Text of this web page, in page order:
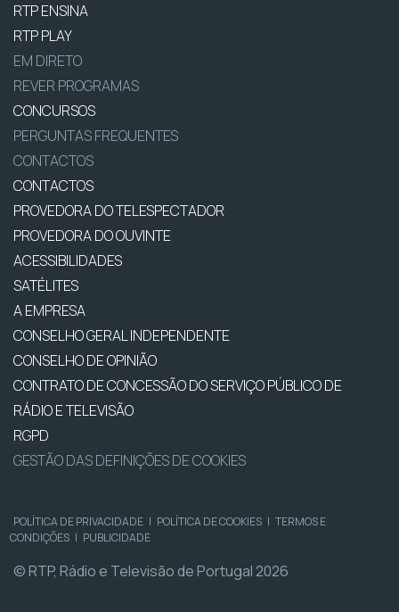
RTP ENSINA
RTP PLAY
EM DIRETO
REVER PROGRAMAS
CONCURSOS
PERGUNTAS FREQUENTES
CONTACTOS
CONTACTOS
PROVEDORA DO TELESPECTADOR
PROVEDORA DO OUVINTE
ACESSIBILIDADES
SATÉLITES
A EMPRESA
CONSELHO GERAL INDEPENDENTE
CONSELHO DE OPINIÃO
CONTRATO DE CONCESSÃO DO SERVIÇO PÚBLICO DE
RÁDIO E TELEVISÃO
RGPD
GESTÃO DAS DEFINIÇÕES DE COOKIES
POLÍTICA DE PRIVACIDADE | POLÍTICA DE COOKIES | TERMOS E
CONDIÇÕES | PUBLICIDADE
© RTP, Rádio e Televisão de Portugal 2026